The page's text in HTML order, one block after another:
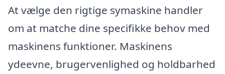
At vælge den rigtige symaskine handler
om at matche dine specifikke behov med
maskinens funktioner. Maskinens
ydeevne, brugervenlighed og holdbarhed